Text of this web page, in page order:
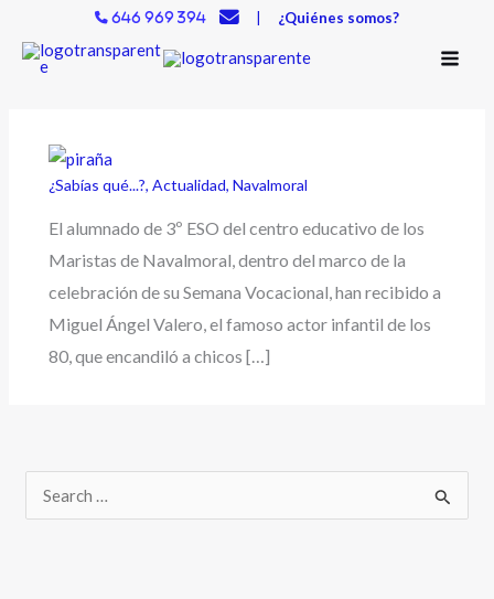
contenido
646 969 394 | ¿Quiénes somos?
¿Sabías qué...?,Actualidad,Navalmoral
El alumnado de 3º ESO del centro educativo de los
Maristas de Navalmoral, dentro del marco de la
celebración de su Semana Vocacional, han recibido a
Miguel Ángel Valero, el famoso actor infantil de los
80, que encandiló a chicos […]